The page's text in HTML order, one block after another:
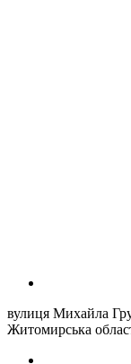
вулиця Михайла
Житомирська